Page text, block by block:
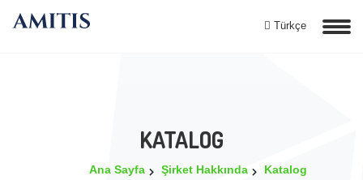
Türkçe
KATALOG
Ana Sayfa Şirket Hakkında Katalog